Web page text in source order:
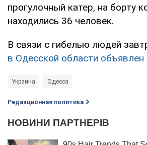
прогулочный катер, на борту
находились 36 человек.
В связи с гибелью людей
в Одесской области объявлен
Украина Одесса
Редакционная политика